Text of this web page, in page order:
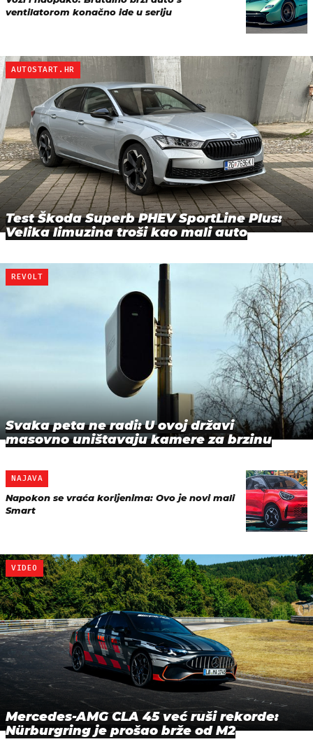
ventilatorom konačno ide u seriju
AUTOSTART.HR
Test Škoda Superb PHEV SportLine Plus:
Velika limuzina troši kao mali auto
REVOLT
Svaka peta ne radi: U ovoj državi
masovno uništavaju kamere za brzinu
NAJAVA
Napokon se vraća korijenima: Ovo je novi mali
Smart
VIDEO
Mercedes-AMG CLA 45 već ruši rekorde:
Nürburgring je prošao brže od M2